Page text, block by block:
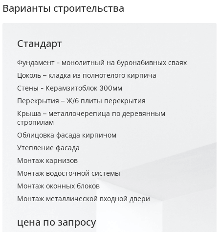
Варианты строительства
Стандарт
Фундамент - монолитный на буронабивных сваях
Цоколь – кладка из полнотелого кирпича
Стены - Керамзитоблок 300мм
Перекрытия – Ж/б плиты перекрытия
Крыша – металлочерепица по деревянным
стропилам
Облицовка фасада кирпичом
Утепление фасада
Монтаж карнизов
Монтаж водосточной системы
Монтаж оконных блоков
Монтаж металлической входной двери
цена по запросу